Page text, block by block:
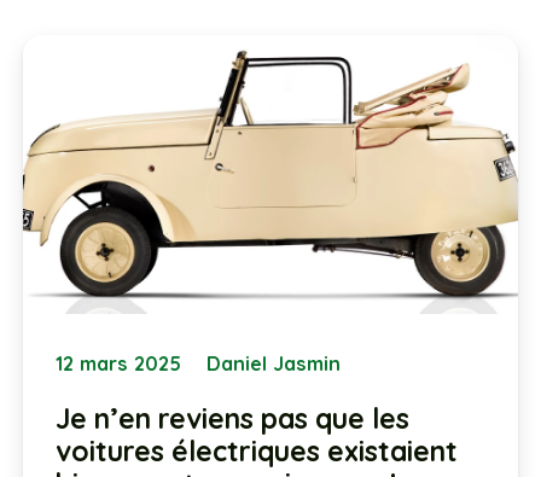
12 mars 2025 Daniel Jasmin
Je n’en reviens pas que les
voitures électriques existaient